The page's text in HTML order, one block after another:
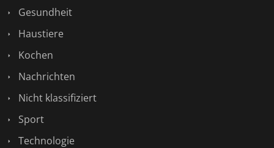
Gesundheit
Haustiere
Kochen
Nachrichten
Nicht klassifiziert
Sport
Technologie